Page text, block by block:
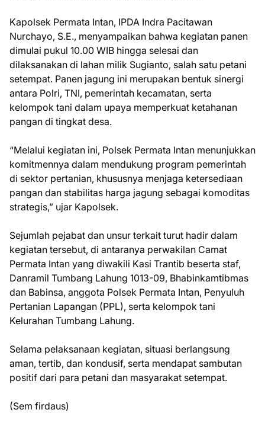
Kapolsek Permata Intan, IPDA Indra Pacitawan
Nurchayo, S.E., menyampaikan bahwa kegiatan panen
dimulai pukul 10.00 WIB hingga selesai dan
dilaksanakan di lahan milik Sugianto, salah satu petani
setempat. Panen jagung ini merupakan bentuk sinergi
antara Polri, TNI, pemerintah kecamatan, serta
kelompok tani dalam upaya memperkuat ketahanan
pangan di tingkat desa.
“Melalui kegiatan ini, Polsek Permata Intan menunjukkan
komitmennya dalam mendukung program pemerintah
di sektor pertanian, khususnya menjaga ketersediaan
pangan dan stabilitas harga jagung sebagai komoditas
strategis,” ujar Kapolsek.
Sejumlah pejabat dan unsur terkait turut hadir dalam
kegiatan tersebut, di antaranya perwakilan Camat
Permata Intan yang diwakili Kasi Trantib beserta staf,
Danramil Tumbang Lahung 1013-09, Bhabinkamtibmas
dan Babinsa, anggota Polsek Permata Intan, Penyuluh
Pertanian Lapangan (PPL), serta kelompok tani
Kelurahan Tumbang Lahung.
Selama pelaksanaan kegiatan, situasi berlangsung
aman, tertib, dan kondusif, serta mendapat sambutan
positif dari para petani dan masyarakat setempat.
(Sem firdaus)